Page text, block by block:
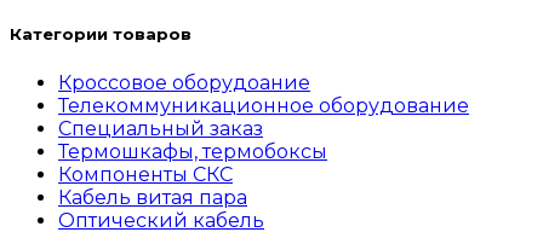
Категории товаров
Кроссовое оборудоание
Телекоммуникационное оборудование
Специальный заказ
Термошкафы, термобоксы
Компоненты СКС
Кабель витая пара
Оптический кабель